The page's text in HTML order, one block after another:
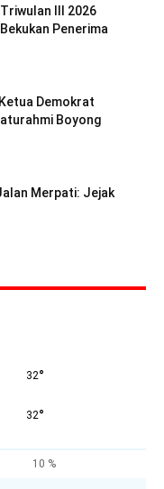
III 2026
Penerima
Demokrat
Boyong
Merpati: Jejak
32°
32°
10 %